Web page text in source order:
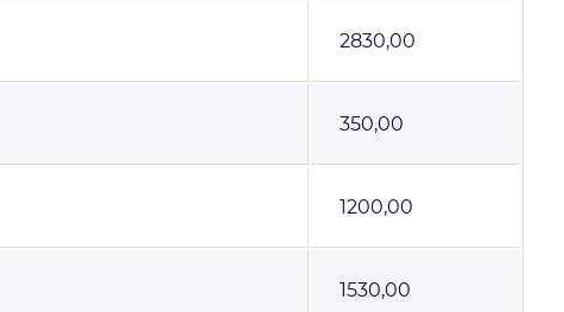
2830,00
350,00
1200,00
1530,00